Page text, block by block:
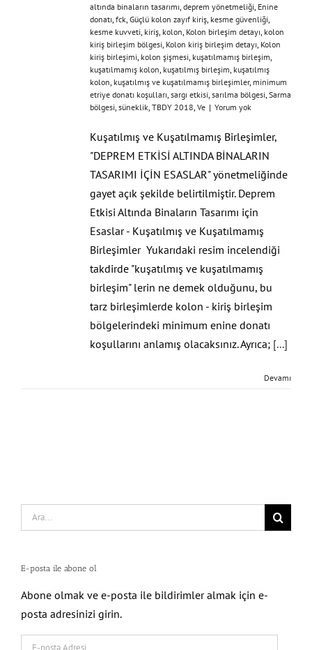
altında binaların tasarımı deprem yönetmeliği Enine
donatı fck Güçlü kolon zayıf kiriş kesme güvenliği
kesme kuvveti kiriş kolon Kolon birleşim detayı kolon
kiriş birleşim bölgesi Kolon kiriş birleşim detayı Kolon
kiriş birleşimi kolon şişmesi kuşatılmamış birleşim
kuşatılmamış kolon kuşatılmış birleşim kuşatılmış
kolon kuşatılmış ve kuşatılmamış birleşimler, minimum
etriye donatı koşulları sargı etkisi sarılma bölgesi Sarma
bölgesi süneklik TBDY 2018 Ve | Yorum yok
Kuşatılmış ve Kuşatılmamış Birleşimler,
"DEPREM ETKİSİ ALTINDA BİNALARIN
TASARIMI İÇİN ESASLAR" yönetmeliğinde
gayet açık şekilde belirtilmiştir. Deprem
Etkisi Altında Binaların Tasarımı için
Esaslar - Kuşatılmış ve Kuşatılmamış
Birleşimler Yukarıdaki resim incelendiği
takdirde "kuşatılmış ve kuşatılmamış
birleşim" lerin ne demek olduğunu, bu
tarz birleşimlerde kolon - kiriş birleşim
bölgelerindeki minimum enine donatı
koşullarını anlamış olacaksınız. Ayrıca; [...]
Devamı
Search
for:
E-posta ile abone ol
Abone olmak ve e-posta ile bildirimler almak için e-
posta adresinizi girin.